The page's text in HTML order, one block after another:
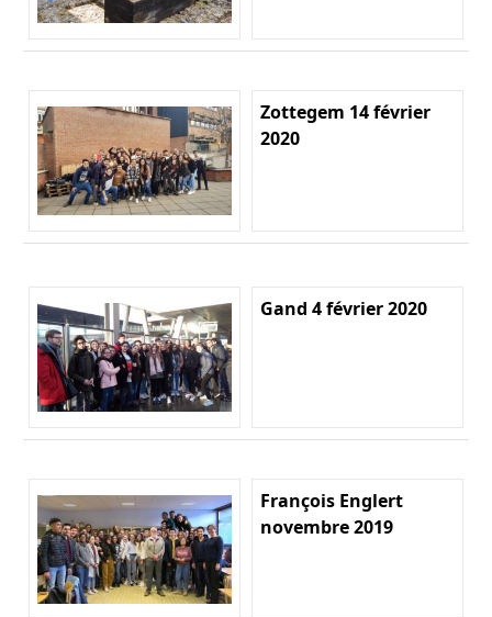
Zottegem 14 février
2020
Gand 4 février 2020
François Englert
novembre 2019